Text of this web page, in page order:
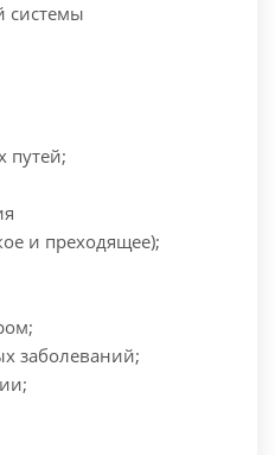
системы
путей;
и преходящее);
заболеваний;